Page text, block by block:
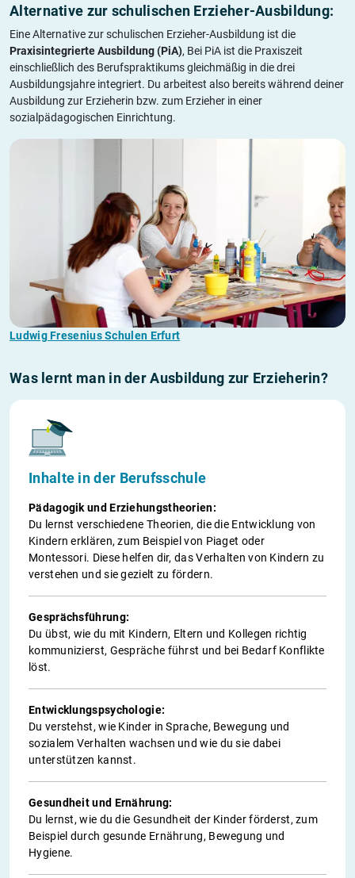
Alternative zur schulischen Erzieher-Ausbildung:
Eine Alternative zur schulischen Erzieher-Ausbildung ist die
Praxisintegrierte Ausbildung (PiA), Bei PiA ist die Praxiszeit
einschließlich des Berufspraktikums gleichmäßig in die drei
Ausbildungsjahre integriert. Du arbeitest also bereits während deiner
Ausbildung zur Erzieherin bzw. zum Erzieher in einer
sozialpädagogischen Einrichtung.
Ludwig Fresenius Schulen Erfurt
Was lernt man in der Ausbildung zur Erzieherin?
Inhalte in der Berufsschule
Pädagogik und Erziehungstheorien:
Du lernst verschiedene Theorien, die die Entwicklung von
Kindern erklären, zum Beispiel von Piaget oder
Montessori. Diese helfen dir, das Verhalten von Kindern zu
verstehen und sie gezielt zu fördern.
Gesprächsführung:
Du übst, wie du mit Kindern, Eltern und Kollegen richtig
kommunizierst, Gespräche führst und bei Bedarf Konflikte
löst.
Entwicklungspsychologie:
Du verstehst, wie Kinder in Sprache, Bewegung und
sozialem Verhalten wachsen und wie du sie dabei
unterstützen kannst.
Gesundheit und Ernährung:
Du lernst, wie du die Gesundheit der Kinder förderst, zum
Beispiel durch gesunde Ernährung, Bewegung und
Hygiene.